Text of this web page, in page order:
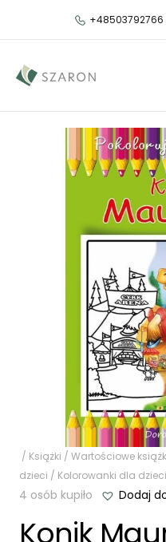
+48503792766
/ Książki / Wartościowe
dzieci / Kolorowanki dla dzieci
4 osób kupiło Dodaj
Konik